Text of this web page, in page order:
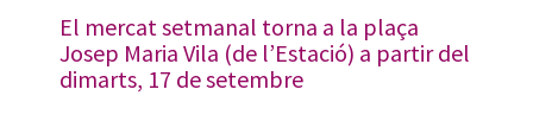
El mercat setmanal torna a la plaça
Josep Maria Vila (de l’Estació) a partir del
dimarts, 17 de setembre